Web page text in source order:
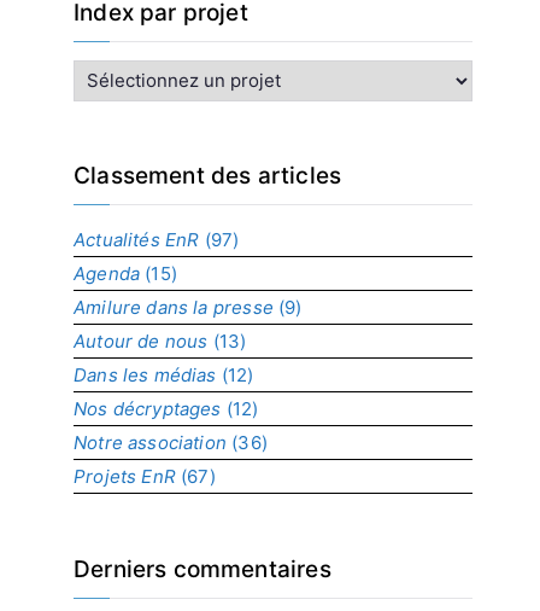
Index par projet
n
x
r
p
r
o
j
e
t
Classement des articles
Actualités EnR (97)
Agenda (15)
Amilure dans la presse (9)
Autour de nous (13)
Dans les médias (12)
Nos décryptages (12)
Notre association (36)
Projets EnR(67)
Derniers commentaires